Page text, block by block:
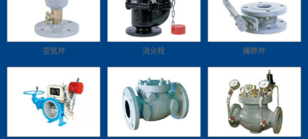
空気弁 消火栓 補修弁